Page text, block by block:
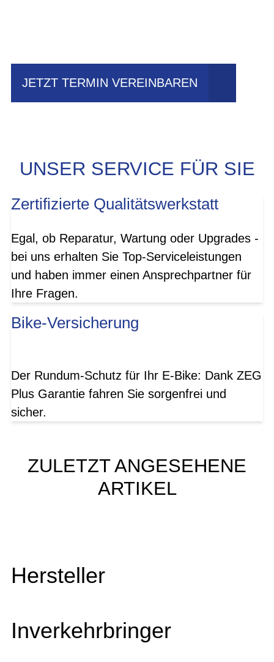
JETZT TERMIN VEREINBAREN
UNSER SERVICE FÜR SIE
Zertifizierte Qualitätswerkstatt
Egal, ob Reparatur, Wartung oder Upgrades -
bei uns erhalten Sie Top-Serviceleistungen
und haben immer einen Ansprechpartner für
Ihre Fragen.
Bike-Versicherung
Der Rundum-Schutz für Ihr E-Bike: Dank ZEG
Plus Garantie fahren Sie sorgenfrei und
sicher.
ZULETZT ANGESEHENE
ARTIKEL
Hersteller
Inverkehrbringer